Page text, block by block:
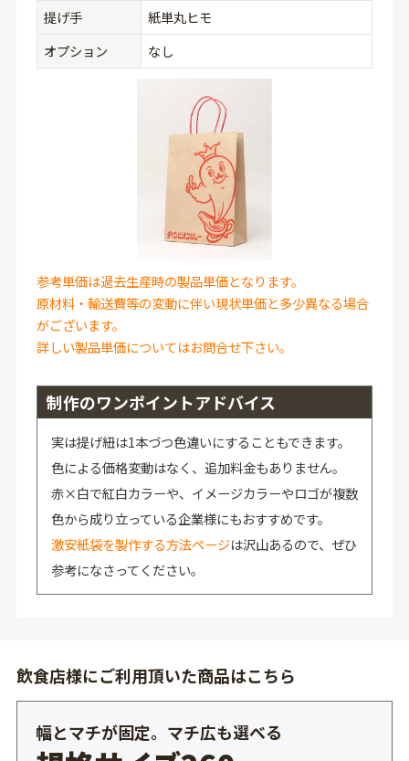
提げ手
紙単丸ヒモ
オプション
なし
参考単価は過去生産時の製品単価となります。
原材料・輸送費等の変動に伴い現状単価と多少異なる場合
がございます。
詳しい製品単価についてはお問合せ下さい。
制作のワンポイントアドバイス
実は提げ紐は1本づつ色違いにすることもできます。
色による価格変動はなく、追加料金もありません。
赤×白で紅白カラーや、イメージカラーやロゴが複数
色から成り立っている企業様にもおすすめです。
激安紙袋を製作する方法ページは沢山あるので、ぜひ
参考になさってください。
飲食店様にご利用頂いた商品はこちら
幅とマチが固定。マチ広も選べる